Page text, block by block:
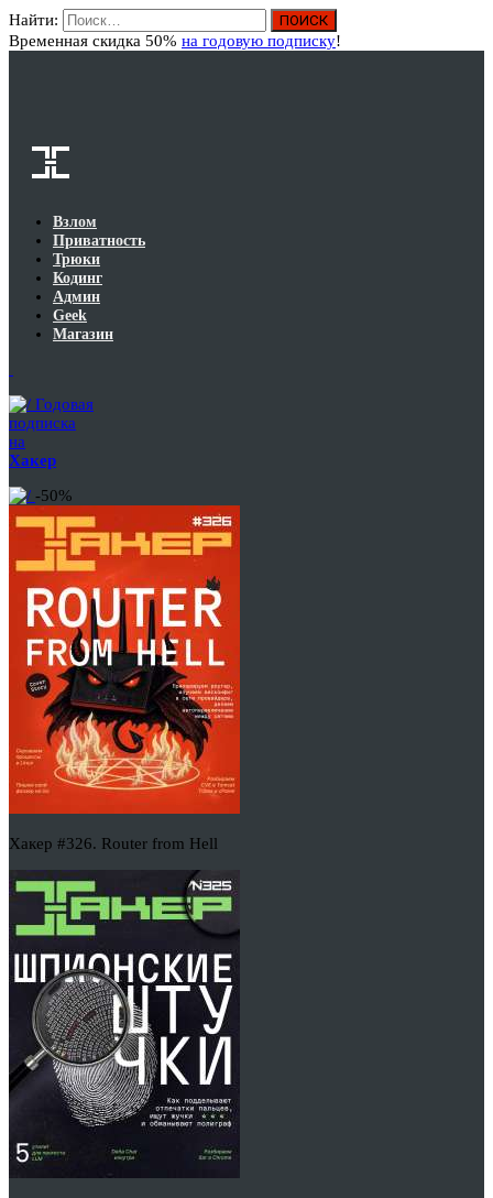
Найти:
Временная скидка 50% на годовую подписку!
Взлом
Приватность
Трюки
Кодинг
Админ
Geek
Магазин
Годовая
подписка
на
Хакер
-50%
Хакер #326. Router from Hell